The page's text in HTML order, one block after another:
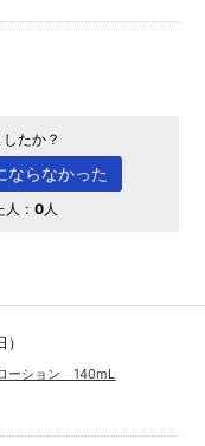
たか？
ならなかった
： 0 人
ーション 140mL